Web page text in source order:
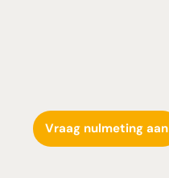
Vraag nulmeting aan